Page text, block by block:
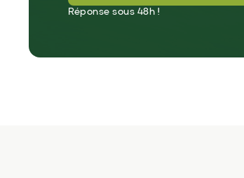
Réponse sous 48h !